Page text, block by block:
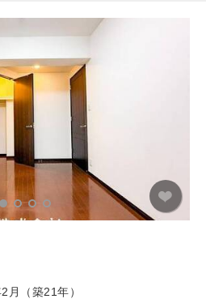
（築21年）